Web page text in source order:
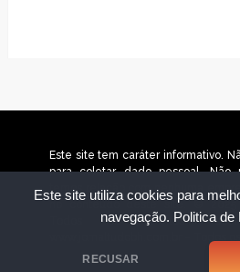
Este site utiliza cookies para
navegação. Politica de
RECUSAR
Este site tem caráter informativo.
para coletar dado pessoal. Não
temos relação com nenhuma
no conteúdo deste site. © 2025
Todos os direitos